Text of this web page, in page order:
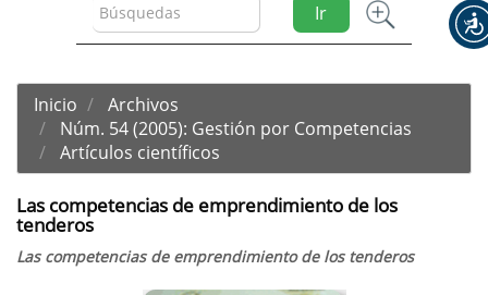
Ir
Inicio
Archivos
Núm. 54 (2005): Gestión por Competencias
Artículos científicos
Las competencias de emprendimiento de los
tenderos
Las competencias de emprendimiento de los tenderos